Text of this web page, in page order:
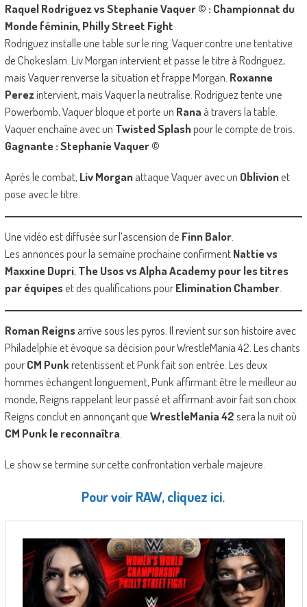
Raquel Rodriguez vs Stephanie Vaquer © : Championnat du
Monde féminin, Philly Street Fight
Rodriguez installe une table sur le ring. Vaquer contre une tentative
de Chokeslam. Liv Morgan intervient et passe le titre à Rodriguez,
mais Vaquer renverse la situation et frappe Morgan. Roxanne
Perezintervient, mais Vaquer la neutralise. Rodriguez tente une
Powerbomb, Vaquer bloque et porte un Rana à travers la table.
Vaquer enchaîne avec un Twisted Splashpour le compte de trois.
Gagnante : Stephanie Vaquer ©
Après le combat, Liv Morganattaque Vaquer avec un Oblivionet
pose avec le titre.
Une vidéo est diffusée sur l’ascension de Finn Balor.
Les annonces pour la semaine prochaine confirmentNattie vs
Maxxine Dupri, The Usos vs Alpha Academy pour les titres
par équipeset des qualifications pourElimination Chamber.
Roman Reignsarrive sous les pyros. Il revient sur son histoire avec
Philadelphie et évoque sa décision pour WrestleMania 42. Les chants
pourCM Punkretentissent et Punk fait son entrée. Les deux
hommes échangent longuement, Punk affirmant être le meilleur au
monde, Reigns rappelant leur passé et affirmant avoir fait son choix.
Reigns conclut en annonçant queWrestleMania 42sera la nuit où
CM Punk le reconnaîtra
Le show se termine sur cette confrontation verbale majeure.
Pour voir RAW, cliquez ici.